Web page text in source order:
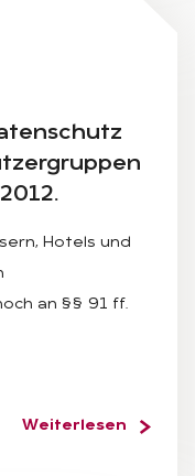
Hotels und
an §§ 91 ff.
Weiterlesen